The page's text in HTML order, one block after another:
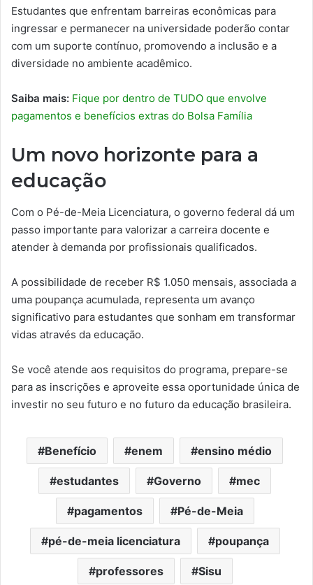
Estudantes que enfrentam barreiras econômicas para
ingressar e permanecer na universidade poderão contar
com um suporte contínuo, promovendo a inclusão e a
diversidade no ambiente acadêmico.
Saiba mais: Fique por dentro de TUDO que envolve
pagamentos e benefícios extras do Bolsa Família
Um novo horizonte para a
educação
Com o Pé-de-Meia Licenciatura, o governo federal dá um
passo importante para valorizar a carreira docente e
atender à demanda por profissionais qualificados.
A possibilidade de receber R$ 1.050 mensais, associada a
uma poupança acumulada, representa um avanço
significativo para estudantes que sonham em transformar
vidas através da educação.
Se você atende aos requisitos do programa, prepare-se
para as inscrições e aproveite essa oportunidade única de
investir no seu futuro e no futuro da educação brasileira.
Benefício enem ensino médio
estudantes Governo mec
pagamentos Pé-de-Meia
pé-de-meia licenciatura poupança
professores Sisu